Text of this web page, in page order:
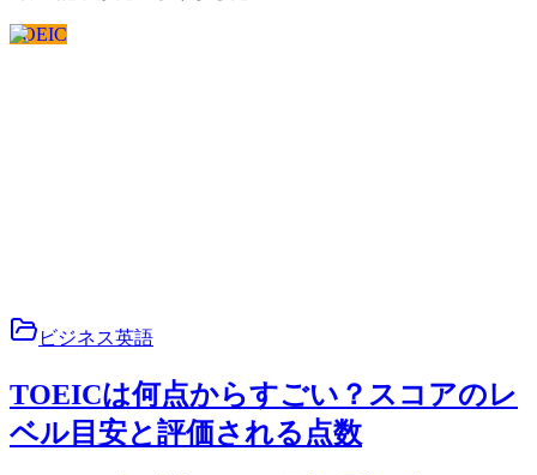
TOEIC
ビジネス英語
TOEICは何点からすごい？スコアのレ
ベル目安と評価される点数